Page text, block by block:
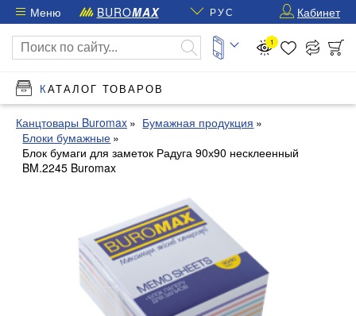
Меню BUROMAX РУС Кабинет
1
КАТАЛОГ ТОВАРОВ
Канцтовары Buromax
Бумажная продукция
Блоки бумажные
Блок бумаги для заметок Радуга 90х90 несклеенный
BM.2245 Buromax